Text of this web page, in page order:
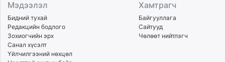
Мэдээлэл
Бидний тухай
Редакцийн бодлого
Зохиогчийн эрх
Санал хүсэлт
Үйлчилгээний нөхцөл
Хамтрагч
Байгууллага
Сайтууд
Чөлөөт нийтлэгч